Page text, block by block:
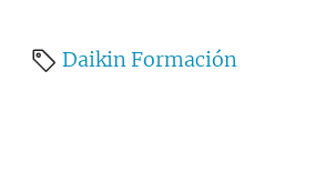
DaikinFormación